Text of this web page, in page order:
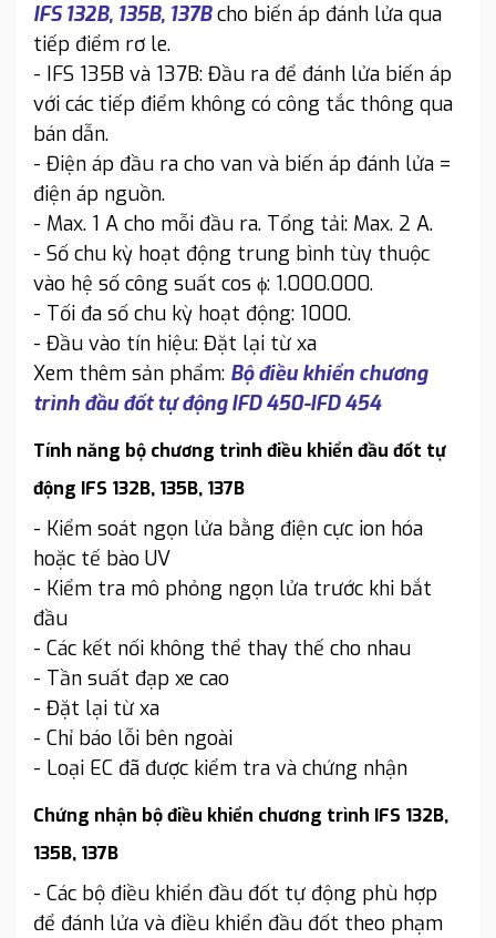
IFS 132B, 135B, 137Bcho biến áp đánh lửa qua
tiếp điểm rơ le.
- IFS 135B và 137B: Đầu ra để đánh lửa biến áp
với các tiếp điểm không có công tắc thông qua
bán dẫn.
- Điện áp đầu ra cho van và biến áp đánh lửa =
điện áp nguồn.
- Max. 1 A cho mỗi đầu ra. Tổng tải: Max. 2 A.
- Số chu kỳ hoạt động trung bình tùy thuộc
vào hệ số công suất cos ϕ: 1.000.000.
- Tối đa số chu kỳ hoạt động: 1000.
- Đầu vào tín hiệu: Đặt lại từ xa
Xem thêm sản phẩm: Bộ điều khiển chương
trình đầu đốt tự động IFD 450-IFD 454
Tính năng bộ chương trình điều khiển đầu đốt tự
động IFS 132B, 135B, 137B
- Kiểm soát ngọn lửa bằng điện cực ion hóa
hoặc tế bào UV
- Kiểm tra mô phỏng ngọn lửa trước khi bắt
đầu
- Các kết nối không thể thay thế cho nhau
- Tần suất đạp xe cao
- Đặt lại từ xa
- Chỉ báo lỗi bên ngoài
- Loại EC đã được kiểm tra và chứng nhận
Chứng nhận bộ điều khiển chương trình IFS 132B,
135B, 137B
- Các bộ điều khiển đầu đốt tự động phù hợp
để đánh lửa và điều khiển đầu đốt theo phạm